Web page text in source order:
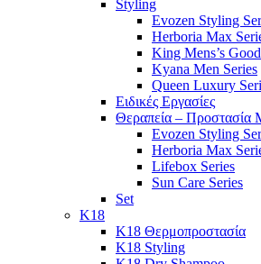
Styling
Evozen Styling
Herboria Max
King Mens’s
Kyana Men Series
Queen Luxury
Ειδικές Εργασίες
Θεραπεία – Προστασία
Evozen Styling
Herboria Max
Lifebox Series
Sun Care Series
Set
K18
K18 Θερμοπροστασία
K18 Styling